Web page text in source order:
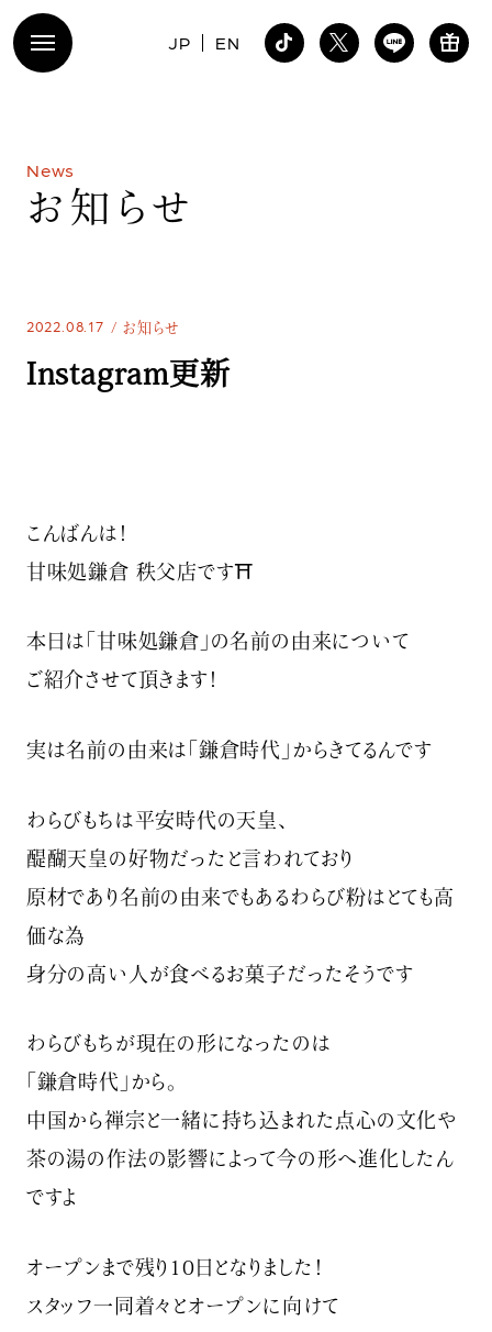
JP EN
News
お 知 ら せ
2022.08.17 お知らせ
Instagram更新
こんばんは！
甘味処鎌倉 秩父店です⛩
本日は「甘味処鎌倉」の名前の由来について
ご紹介させて頂きます！
実は名前の由来は「鎌倉時代」からきてるんです
わらびもちは平安時代の天皇、
醍醐天皇の好物だったと言われており
原材であり名前の由来でもあるわらび粉はとても高
価な為
身分の高い人が食べるお菓子だったそうです
わらびもちが現在の形になったのは
「鎌倉時代」から。
中国から禅宗と一緒に持ち込まれた点心の文化や
茶の湯の作法の影響によって今の形へ進化したん
ですよ
オープンまで残り10日となりました！
スタッフ一同着々とオープンに向けて